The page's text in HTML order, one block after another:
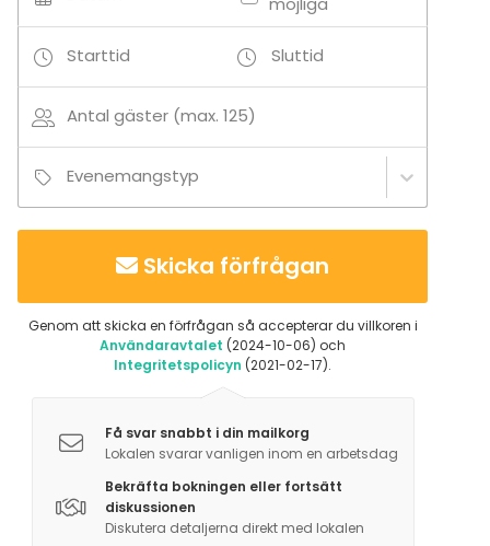
Starttid Sluttid
Antal gäster (max. 125)
Evenemangstyp
Skicka förfrågan
Genom att skicka en förfrågan så accepterar du villkoren i
Användaravtalet (2024-10-06) och
Integritetspolicyn (2021-02-17).
Få svar snabbt i din mailkorg
Lokalen svarar vanligen inom en arbetsdag
Bekräfta bokningen eller fortsätt
diskussionen
Diskutera detaljerna direkt med lokalen